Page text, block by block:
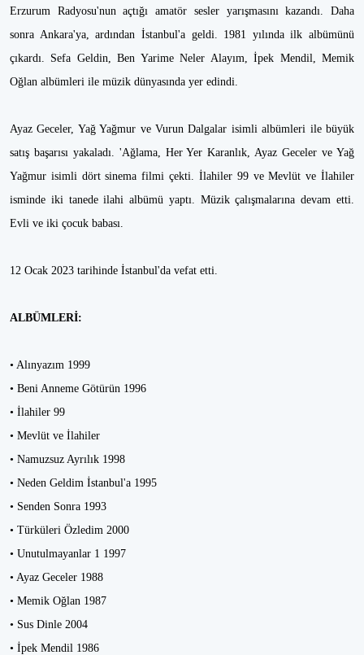
Erzurum Radyosu'nun açtığı amatör sesler yarışmasını kazandı. Daha
sonra Ankara'ya, ardından İstanbul'a geldi. 1981 yılında ilk albümünü
çıkardı. Sefa Geldin, Ben Yarime Neler Alayım, İpek Mendil, Memik
Oğlan albümleri ile müzik dünyasında yer edindi.
Ayaz Geceler, Yağ Yağmur ve Vurun Dalgalar isimli albümleri ile büyük
satış başarısı yakaladı. 'Ağlama, Her Yer Karanlık, Ayaz Geceler ve Yağ
Yağmur isimli dört sinema filmi çekti. İlahiler 99 ve Mevlüt ve İlahiler
isminde iki tanede ilahi albümü yaptı. Müzik çalışmalarına devam etti.
Evli ve iki çocuk babası.
12 Ocak 2023 tarihinde İstanbul'da vefat etti.
ALBÜMLERİ:
• Alınyazım 1999
• Beni Anneme Götürün 1996
• İlahiler 99
• Mevlüt ve İlahiler
• Namuzsuz Ayrılık 1998
• Neden Geldim İstanbul'a 1995
• Senden Sonra 1993
• Türküleri Özledim 2000
• Unutulmayanlar 1 1997
• Ayaz Geceler 1988
• Memik Oğlan 1987
• Sus Dinle 2004
• İpek Mendil 1986